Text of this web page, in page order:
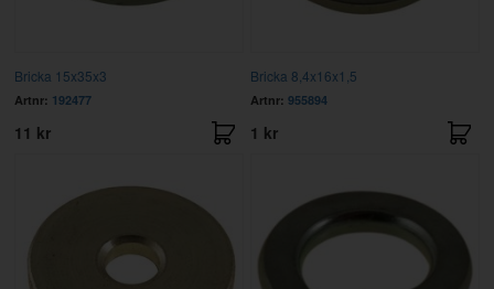
Bricka 15x35x3
Artnr: 192477
11 kr
Bricka 8,4x16x1,5
Artnr: 955894
1 kr